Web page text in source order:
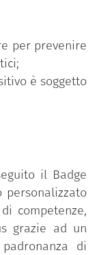
per prevenire
è soggetto
il Badge
competenze,
grazie ad un
di